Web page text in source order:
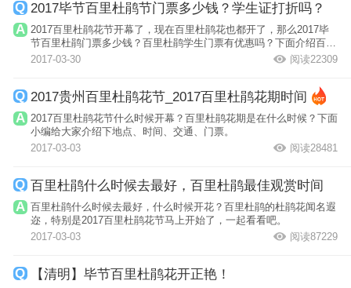
2017毕节百里杜鹃节门票多少钱？学生证打折吗？
2017百里杜鹃花节开幕了，现在百里杜鹃花也都开了，那么2017毕
节百里杜鹃门票多少钱？百里杜鹃学生门票有优惠吗？下面介绍百里
杜鹃门票优惠...
2017-03-30 阅读22309
2017贵州百里杜鹃花节_2017百里杜鹃花期时间
2017百里杜鹃花节什么时候开幕？百里杜鹃花期是在什么时候？下面
小编给大家介绍下地点、时间、交通、门票。
2017-03-03
阅读28481
百里杜鹃什么时候去最好，百里杜鹃最佳观赏时间
百里杜鹃什么时候去最好，什么时候开花？百里杜鹃的杜鹃花闻名遐
迩，特别是2017百里杜鹃花节马上开始了，一起看看吧。
2017-03-03
阅读87229
【清明】毕节百里杜鹃花开正艳！